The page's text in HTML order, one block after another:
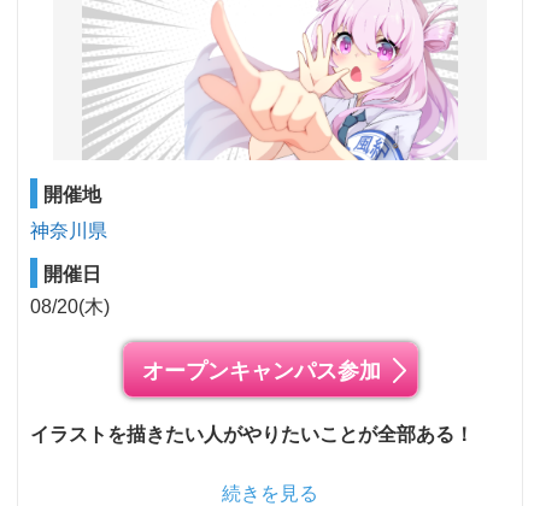
開催地
神奈川県
開催日
08/20(木)
オープンキャンパス参加
イラストを描きたい人がやりたいことが全部ある！
続きを見る